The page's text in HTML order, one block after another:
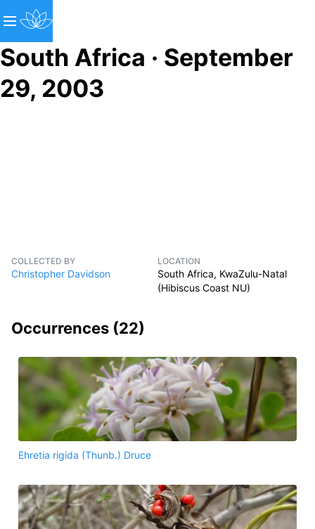
South Africa · September
29, 2003
COLLECTED BY
Christopher Davidson
LOCATION
South Africa, KwaZulu-Natal
(Hibiscus Coast NU)
Occurrences (22)
Ehretia rigida (Thunb.) Druce